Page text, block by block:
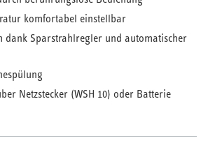
komfortabel einstellbar
dank Sparstrahlregler und automatischer
Netzstecker (WSH 10) oder Batterie